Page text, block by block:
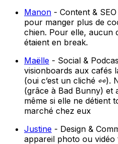
Manon - Content &
pour manger plus de
chien. Pour elle, aucun
étaient en break.
Maëlle - Social &
visionboards aux cafés
(oui c’est un cliché 👀).
(grâce à Bad Bunny) et
même si elle ne détient
marché chez eux
Justine - Design &
appareil photo ou